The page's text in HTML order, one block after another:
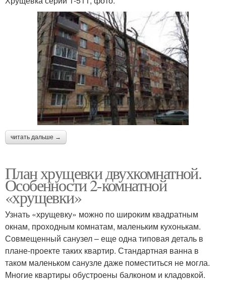
читать дальше →
План хрущевки двухкомнатной.
Особенности 2-комнатной
«хрущевки»
Узнать «хрущевку» можно по широким квадратным
окнам, проходным комнатам, маленьким кухонькам.
Совмещенный санузел – еще одна типовая деталь в
плане-проекте таких квартир. Стандартная ванна в
таком маленьком санузле даже поместиться не могла.
Многие квартиры обустроены балконом и кладовкой.